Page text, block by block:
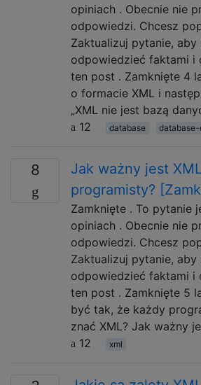
opiniach . Obecnie nie
odpowiedzi. Chcesz
Zaktualizuj pytanie, aby
odpowiedzieć faktami i
ten post . Zamknięte 4
o formacie XML i
„XML nie jest bazą
12
database database-
8
Jak ważny jest
programisty?
Zamknięte . To pytanie
opiniach . Obecnie nie
odpowiedzi. Chcesz
Zaktualizuj pytanie, aby
odpowiedzieć faktami i
ten post . Zamknięte 5
być tak, że każdy
znać XML? Jak ważny
12
xml